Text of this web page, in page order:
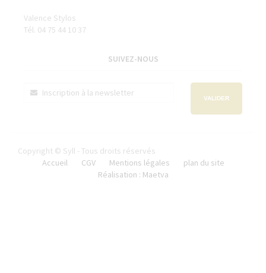
Valence Stylos
Tél. 04 75 44 10 37
SUIVEZ-NOUS
VALIDER
Copyright © Syll - Tous droits réservés
Accueil
CGV Mentions légales
plan du site
Réalisation : Maetva